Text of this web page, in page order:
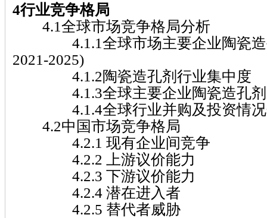
4行业竞争格局
4.1全球市场竞争格局分析
4.1.1全球市场主要企业陶瓷造
2021-2025)
4.1.2陶瓷造孔剂行业集中度
4.1.3全球主要企业陶瓷造孔剂
4.1.4全球行业并购及投资情况
4.2中国市场竞争格局
4.2.1 现有企业间竞争
4.2.2 上游议价能力
4.2.3 下游议价能力
4.2.4 潜在进入者
4.2.5 替代者威胁